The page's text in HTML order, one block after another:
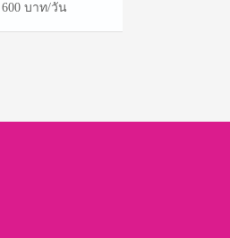
600 บาท/วัน